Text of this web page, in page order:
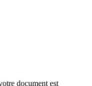
document est